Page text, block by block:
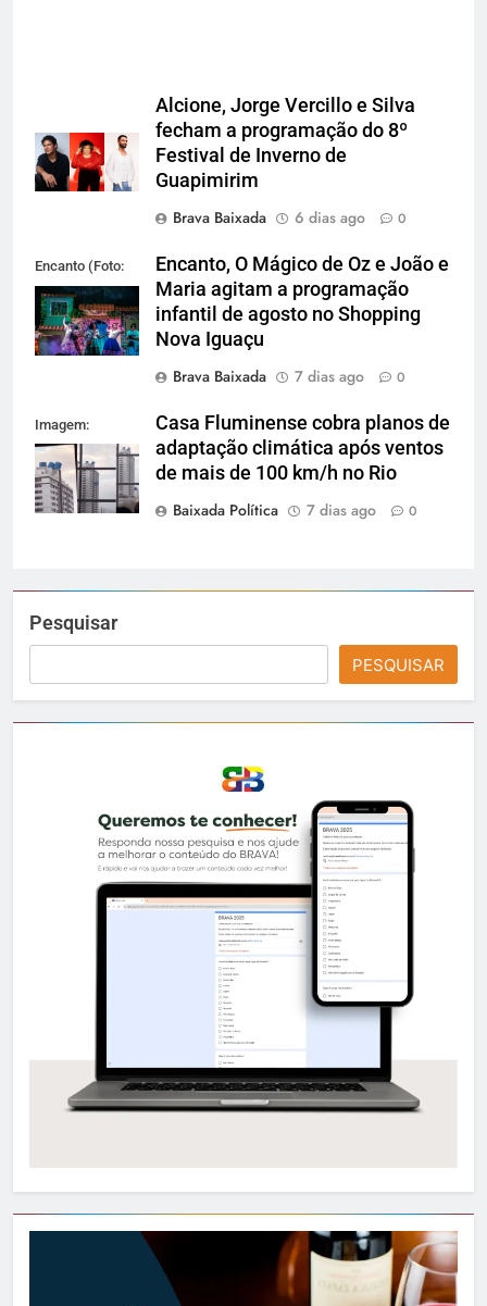
Alcione, Jorge Vercillo e Silva
fecham a programação do 8º
Festival de Inverno de
Guapimirim
Brava Baixada
6 dias ago 0
Encanto (Foto:
Divulgação)
Encanto, O Mágico de Oz e João e
Maria agitam a programação
infantil de agosto no Shopping
Nova Iguaçu
Brava Baixada
7 dias ago 0
Imagem:
Reprodução
Casa Fluminense cobra planos de
adaptação climática após ventos
de mais de 100 km/h no Rio
Baixada Política
7 dias ago 0
Pesquisar
PESQUISAR